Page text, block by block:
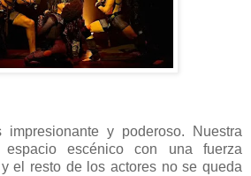
y poderoso. Nuestra
escénico con una fuerza
y el resto de los actores no se queda